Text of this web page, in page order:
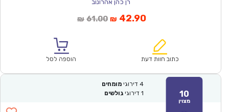
רן כהן אהרונוב
₪ 61.00המחיר
₪61.00.
₪ 42.90המחיר
הוא:
כתוב חוות דעת הוספה לסל
10
מצוין
4 דירוגי מומחים
1 דירוגי גולשים